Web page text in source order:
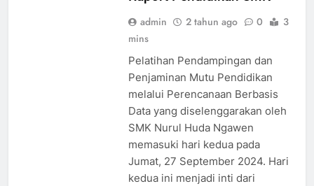
admin 2 tahun ago 0
3
mins
Pelatihan Pendampingan dan
Penjaminan Mutu Pendidikan
melalui Perencanaan Berbasis
Data yang diselenggarakan oleh
SMK Nurul Huda Ngawen
memasuki hari kedua pada
Jumat, 27 September 2024. Hari
kedua ini menjadi inti dari